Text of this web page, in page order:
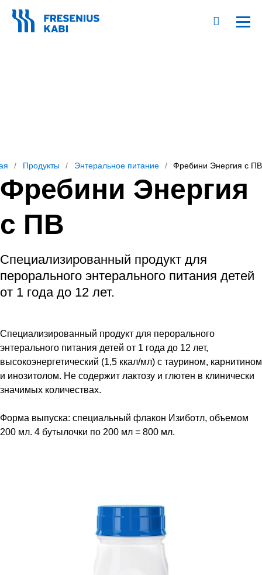
Продукты Энтеральное питание Фребини Энергия с ПВ
Фребини Энергия
с ПВ
Специализированный продукт для
перорального энтерального питания детей
от 1 года до 12 лет.
Специализированный продукт для перорального
энтерального питания детей от 1 года до 12 лет,
высокоэнергетический (1,5 ккал/мл) с таурином, карнитином
и инозитолом. Не содержит лактозу и глютен в клинически
значимых количествах.
Форма выпуска: специальный флакон Изиботл, объемом
200 мл. 4 бутылочки по 200 мл = 800 мл.